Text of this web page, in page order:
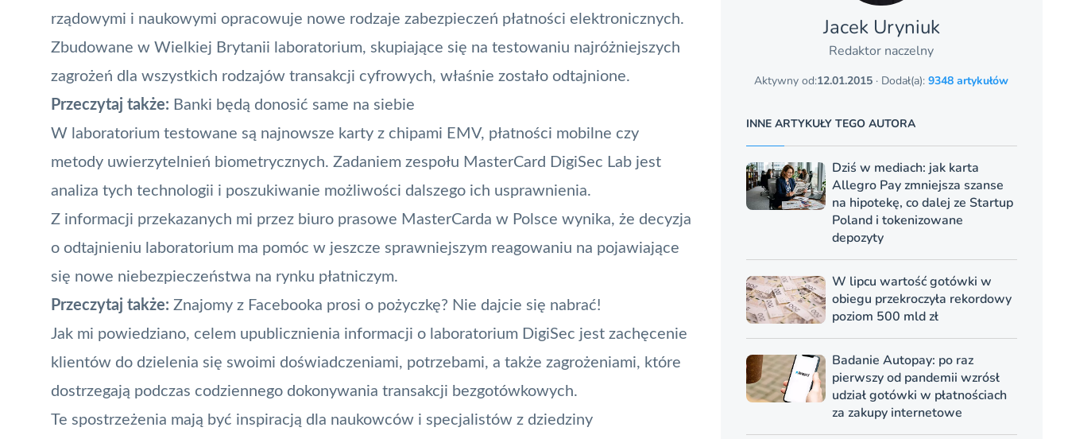
rządowymi i naukowymi opracowuje nowe rodzaje zabezpieczeń płatności elektronicznych.
Zbudowane w Wielkiej Brytanii laboratorium, skupiające się na testowaniu najróżniejszych
zagrożeń dla wszystkich rodzajów transakcji cyfrowych, właśnie zostało odtajnione.
Przeczytaj także: Banki będą donosić same na siebie
W laboratorium testowane są najnowsze karty z chipami EMV, płatności mobilne czy
metody uwierzytelnień biometrycznych. Zadaniem zespołu MasterCard DigiSec Lab jest
analiza tych technologii i poszukiwanie możliwości dalszego ich usprawnienia.
Z informacji przekazanych mi przez biuro prasowe MasterCarda w Polsce wynika, że decyzja
o odtajnieniu laboratorium ma pomóc w jeszcze sprawniejszym reagowaniu na pojawiające
się nowe niebezpieczeństwa na rynku płatniczym.
Przeczytaj także: Znajomy z Facebooka prosi o pożyczkę? Nie dajcie się nabrać!
Jak mi powiedziano, celem upublicznienia informacji o laboratorium DigiSec jest zachęcenie
klientów do dzielenia się swoimi doświadczeniami, potrzebami, a także zagrożeniami, które
dostrzegają podczas codziennego dokonywania transakcji bezgotówkowych.
Te spostrzeżenia mają być inspiracją dla naukowców i specjalistów z dziedziny
Jacek Uryniuk
Redaktor naczelny
Aktywny od:12.01.2015 · Dodał(a):9348 artykułów
INNE ARTYKUŁY TEGO AUTORA
Dziś w mediach: jak karta
Allegro Pay zmniejsza szanse
na hipotekę, co dalej ze Startup
Poland i tokenizowane
depozyty
W lipcu wartość gotówki w
obiegu przekroczyła rekordowy
poziom 500 mld zł
Badanie Autopay: po raz
pierwszy od pandemii wzrósł
udział gotówki w płatnościach
za zakupy internetowe